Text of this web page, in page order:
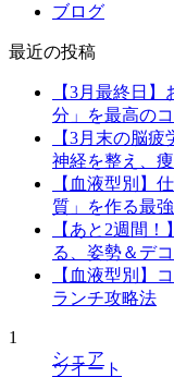
ブログ
最近の投稿
【3月最終日
分」を最高の
【3月末の脳
神経を整え、
【血液型別】
質」を作る最
【あと2週間
る、姿勢＆デ
【血液型別】
ランチ攻略法
1
シェア
ツイート